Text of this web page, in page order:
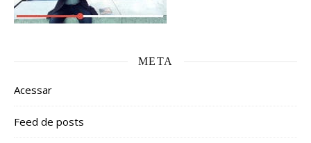
META
Acessar
Feed de posts